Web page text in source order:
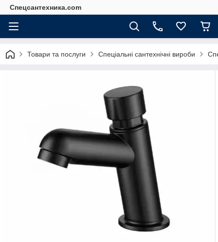
Спецсантехника.com
Товари та послуги Спеціальні сантехнічні вироби